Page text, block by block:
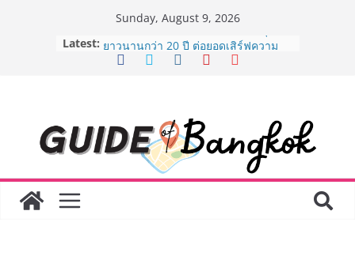
Sunday, August 9, 2026
Latest: AirAsia X SEE FAH พันธมิตรทางธุรกิจ
ยาวนานกว่า 20 ปี ต่อยอดเสิร์ฟความ
“BIO TRADE CONNECT 2026” ยก
ระดับผลิตภัณฑ์ท้องถิ่นสู่ตลาดเชิง
พาณิชย์อย่างยั่งยืน
LORDNINE จัดศึกคนดังสายเกม ไทย
ปะทะ ฟิลิปปินส์ ใน “Rise of the Tenth